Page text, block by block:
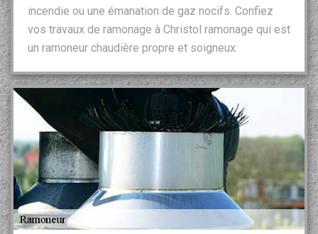
incendie ou une émanation de gaz nocifs. Confiez
vos travaux de ramonage à Christol ramonage qui est
un ramoneur chaudière propre et soigneux.